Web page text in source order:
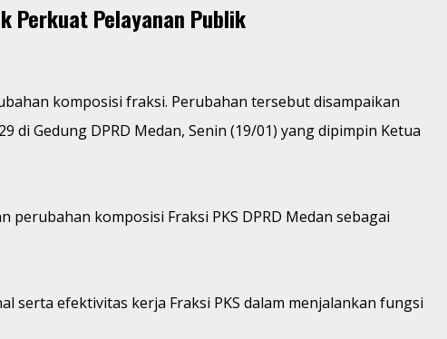
Perkuat Pelayanan Publik
komposisi fraksi. Perubahan tersebut disampaikan
Gedung DPRD Medan, Senin (19/01) yang dipimpin Ketua
perubahan komposisi Fraksi PKS DPRD Medan sebagai
efektivitas kerja Fraksi PKS dalam menjalankan fungsi